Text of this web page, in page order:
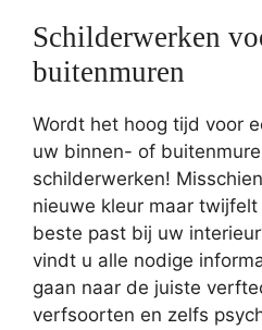
Schilderwerken
buitenmuren
Wordt het hoog tijd voor
uw binnen- of
schilderwerken!
nieuwe kleur maar
beste past bij uw
vindt u alle nodige
gaan naar de juiste
verfsoorten en zelfs